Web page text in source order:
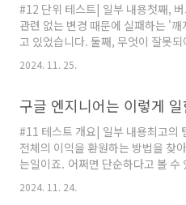
#12 단위 테스트| 일부 내용첫째,
관련 없는 변경 때문에 실패하는 '
고 있었습니다. 둘째, 무엇이 잘못
하는지를 파악하기 어려운 '불명확
무슨 기능을 어떻게 검사하려고 했
로 맹목적인 테스트로 인해 발생 할
대해 설명해주고 있다. 실제 개발
마주치게 된다. 그럴때마다 어떤것
지 헷갈릴 경우가 많다. 지금도 일
한다. 이건 좀 더 경험 / 역량이 쌓이
2024. 11. 25.
#11 테스트 개요| 일부 내용최고의
전체의 이익을 환원하는 방법을 찾
는일이죠. 어쩌면 단순하다고 볼 수
런 관점에서 생각해볼 수 있다는것
하루에도 몇 번씩 새로운 버전을 릴
2024. 11. 24.